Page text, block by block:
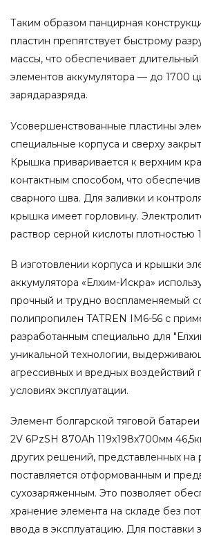
Таким образом панцирная
пластин препятствует быстрому
массы, что обеспечивает длительный
элементов аккумулятора — до 1700
зарядаразряда.
Усовершенствованные пластины
специальные корпуса и сверху
Крышка приваривается к верхним
контактным способом, что
сварного шва. Для заливки и
крышка имеет горловину.
раствор серной кислоты плотностью
В изготовлении корпуса и крышки
аккумулятора «Елхим-Искра»
прочный и трудно воспламеняемый
полипропилен TATREN IM6-56 с
разработанным специально для
уникальной технологии,
агрессивных и вредных воздействий
условиях эксплуатации.
Элемент болгарской тяговой
2V 6PzSH 870Ah 119x198x700мм
других решений, представленных на
поставляется отформованным и
сухозаряженным. Это позволяет
хранение элемента на складе без
ввода в эксплуатацию. Для поставки